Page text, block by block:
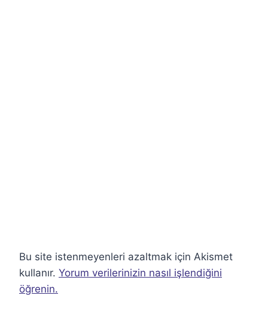
Bu site istenmeyenleri azaltmak için Akismet
kullanır. Yorum verilerinizin nasıl işlendiğini
öğrenin.